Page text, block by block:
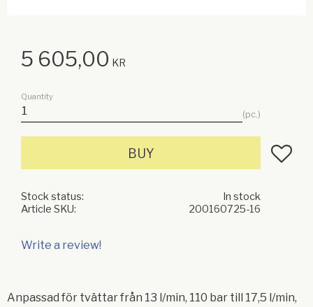
5 605,00 KR
Quantity
pc.
BUY Add to
Stock status
In stock
Article SKU
200160725-16
Write a review!
Anpassad för tvättar från 13 l/min, 110 bar till 17,5 l/min,